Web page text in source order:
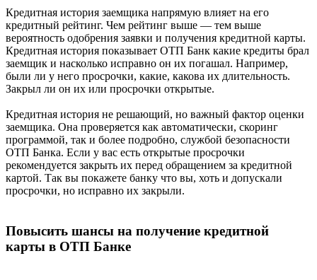
Кредитная история заемщика напрямую влияет на его
кредитный рейтинг. Чем рейтинг выше — тем выше
вероятность одобрения заявки и получения кредитной карты.
Кредитная история показывает ОТП Банк какие кредиты брал
заемщик и насколько исправно он их погашал. Например,
были ли у него просрочки, какие, какова их длительность.
Закрыл ли он их или просрочки открытые.
Кредитная история не решающий, но важный фактор оценки
заемщика. Она проверяется как автоматически, скоринг
программой, так и более подробно, службой безопасности
ОТП Банка. Если у вас есть открытые просрочки
рекомендуется закрыть их перед обращением за кредитной
картой. Так вы покажете банку что вы, хоть и допускали
просрочки, но исправно их закрыли.
Повысить шансы на получение кредитной
карты в ОТП Банке